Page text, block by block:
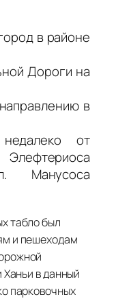
в районе
Дороги на
в
от
Манусоса
табло был
и пешеходам
Ханьи в данный
парковочных